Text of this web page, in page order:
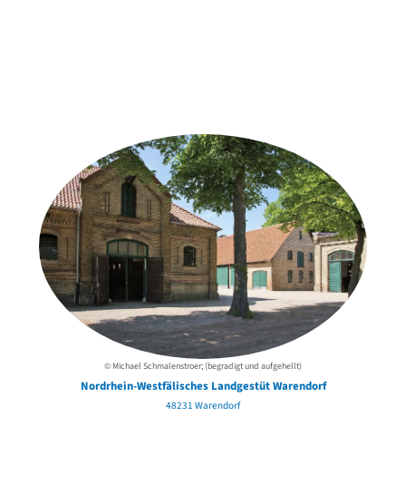
© Michael Schmalenstroer; (begradigt und aufgehellt)
Nordrhein-Westfälisches Landgestüt Warendorf
48231 Warendorf